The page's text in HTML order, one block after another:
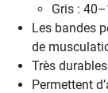
Gris :
Les bandes
de
Très
Permettent